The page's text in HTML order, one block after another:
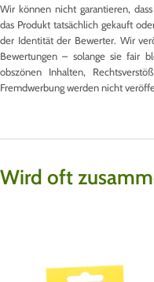
Wir können nicht garantieren,
das Produkt tatsächlich gekauft
der Identität der Bewerter. Wir
Bewertungen – solange sie fair
obszönen Inhalten,
Fremdwerbung werden nicht
Wird oft